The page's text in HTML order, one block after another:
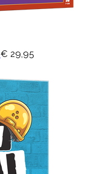
€ 29,95